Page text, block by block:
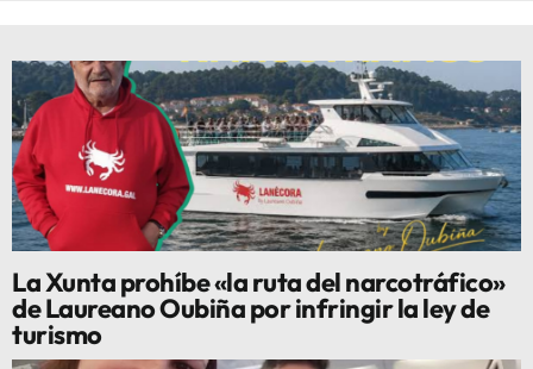
La Xunta prohíbe «la ruta del narcotráfico»
de Laureano Oubiña por infringir la ley de
turismo